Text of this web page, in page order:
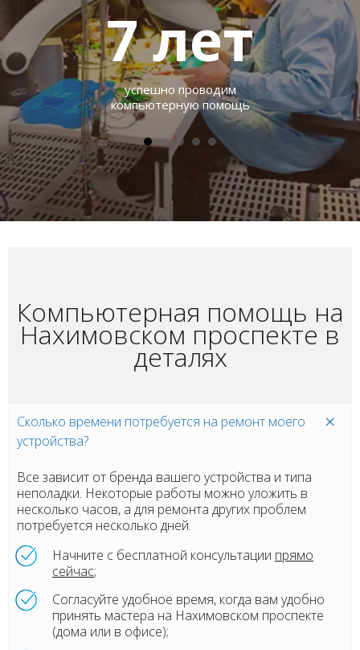
7лет
успешно проводим
компьютерную помощь
Компьютерная помощь на
Нахимовском проспекте в
деталях
Сколько времени потребуется на ремонт моего
устройства?
Все зависит от бренда вашего устройства и типа
неполадки. Некоторые работы можно уложить в
несколько часов, а для ремонта других проблем
потребуется несколько дней.
Начните с бесплатной консультации прямо
сейчас;
Согласуйте удобное время, когда вам удобно
принять мастера на Нахимовском проспекте
(дома или в офисе);